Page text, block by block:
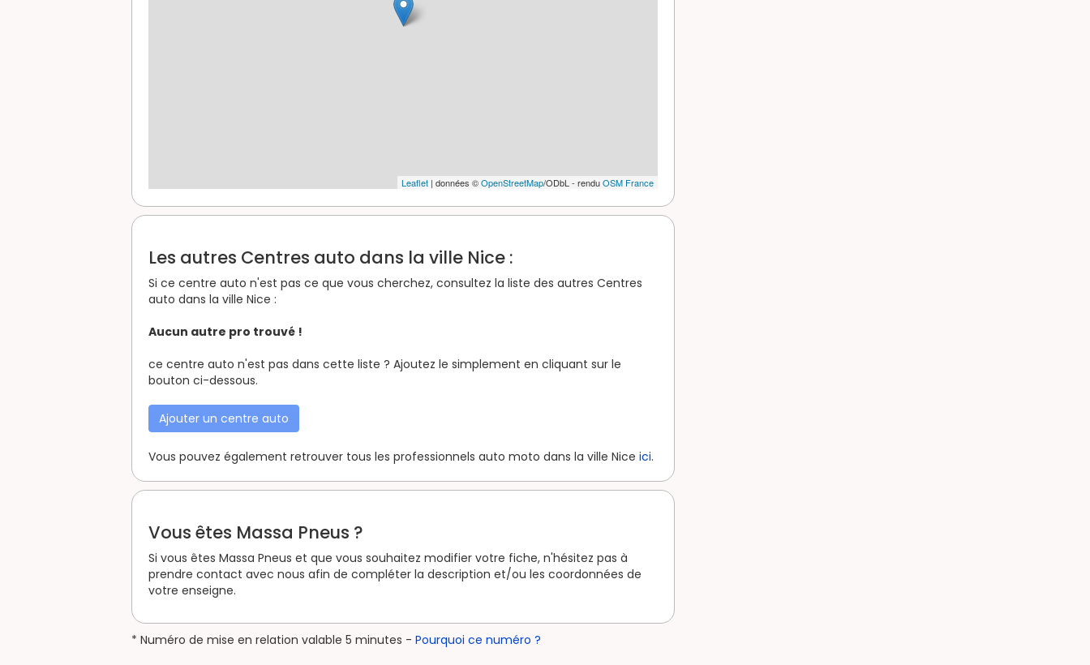
Leaflet | données ©OpenStreetMap/ODbL - renduOSM France
Les autres Centres auto dans la ville Nice :
Si ce centre auto n'est pas ce que vous cherchez, consultez la liste des autres Centres
auto dans la ville Nice :
Aucun autre pro trouvé !
ce centre auto n'est pas dans cette liste ? Ajoutez le simplement en cliquant sur le
bouton ci-dessous.
Ajouter un centre auto
Vous pouvez également retrouver tous les professionnels auto moto dans la ville Nice ici.
Vous êtes Massa Pneus ?
Si vous êtes Massa Pneus et que vous souhaitez modifier votre fiche, n'hésitez pas à
prendre contact avec nous afin de compléter la description et/ou les coordonnées de
votre enseigne.
* Numéro de mise en relation valable 5 minutes - Pourquoi ce numéro ?